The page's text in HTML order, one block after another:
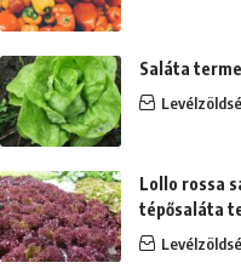
Saláta
Lollo rossa
tépősaláta